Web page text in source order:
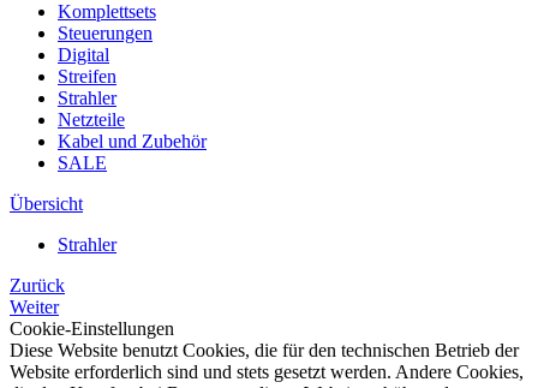
Komplettsets
Steuerungen
Digital
Streifen
Strahler
Netzteile
Kabel und Zubehör
SALE
Übersicht
Strahler
Zurück
Weiter
Cookie-Einstellungen
Diese Website benutzt Cookies, die für den technischen Betrieb der
Website erforderlich sind und stets gesetzt werden. Andere Cookies,